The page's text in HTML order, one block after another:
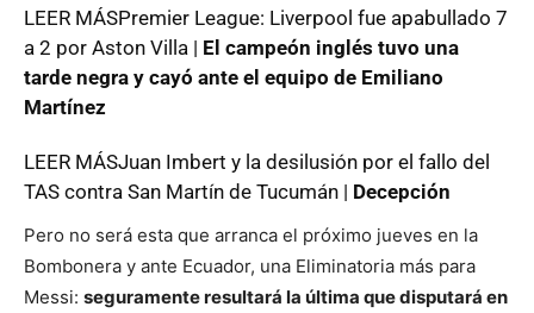
LEER MÁSPremier League: Liverpool fue apabullado 7
a 2 por Aston Villa | El campeón inglés tuvo una
tarde negra y cayó ante el equipo de Emiliano
Martínez
LEER MÁSJuan Imbert y la desilusión por el fallo del
TAS contra San Martín de Tucumán | Decepción
Pero no será esta que arranca el próximo jueves en la
Bombonera y ante Ecuador, una Eliminatoria más para
Messi: seguramente resultará la última que disputará en